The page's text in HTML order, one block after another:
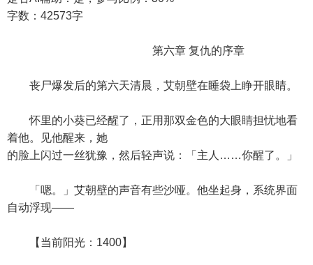
字数：42573字
第六章 复仇的序章
丧尸爆发后的第六天清晨，艾朝壁在睡袋上睁开眼睛。
怀里的小葵已经醒了，正用那双金色的大眼睛担忧地看
着他。见他醒来，她
的脸上闪过一丝犹豫，然后轻声说：「主人……你醒了。」
「嗯。」艾朝壁的声音有些沙哑。他坐起身，系统界面
自动浮现——
【当前阳光：1400】